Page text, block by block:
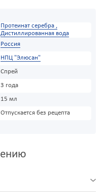
Протеинат серебра ,
Дистиллированная вода
Россия
НПЦ "Элюсан"
Спрей
3 года
15 мл
Отпускается без рецепта